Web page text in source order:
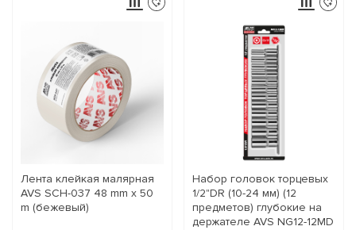
Лента клейкая малярная
AVS SCH-037 48 mm x 50
m (бежевый)
Набор головок торцевых
1/2"DR (10-24 мм) (12
предметов) глубокие на
держателе AVS NG12-12MD